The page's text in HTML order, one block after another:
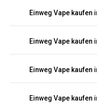
Einweg Vape kaufen
Einweg Vape kaufen
Einweg Vape kaufen
Einweg Vape kaufen